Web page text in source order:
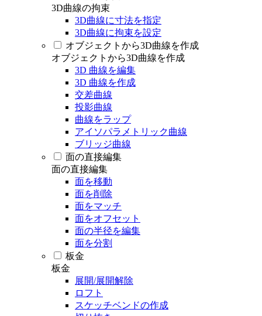
3D曲線の拘束
3D曲線に寸法を指定
3D曲線に拘束を設定
オブジェクトから3D曲線を作成
オブジェクトから3D曲線を作成
3D 曲線を編集
3D 曲線を作成
交差曲線
投影曲線
曲線をラップ
アイソパラメトリック曲線
ブリッジ曲線
面の直接編集
面の直接編集
面を移動
面を削除
面をマッチ
面をオフセット
面の半径を編集
面を分割
板金
板金
展開/展開解除
ロフト
スケッチベンドの作成